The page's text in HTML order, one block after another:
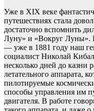
Уже в XIX веке
путешествиях стала
достаточно вспомнить
Луну» и «Вокруг Луны».
— уже в 1881 году наш
социалист Николай
несколько дней до казни
летательного аппарата,
пилотируемые
способы управления им
двигателя. В работе